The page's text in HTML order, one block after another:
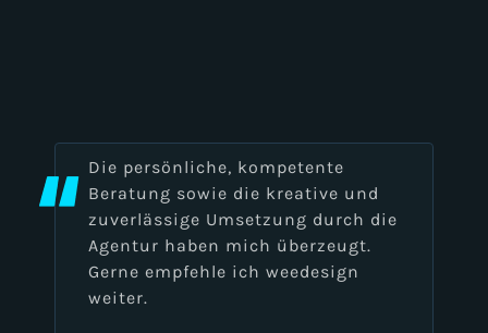
Die persönliche, kompetente
Beratung sowie die kreative und
zuverlässige Umsetzung durch die
Agentur haben mich überzeugt.
Gerne empfehle ich weedesign
weiter.